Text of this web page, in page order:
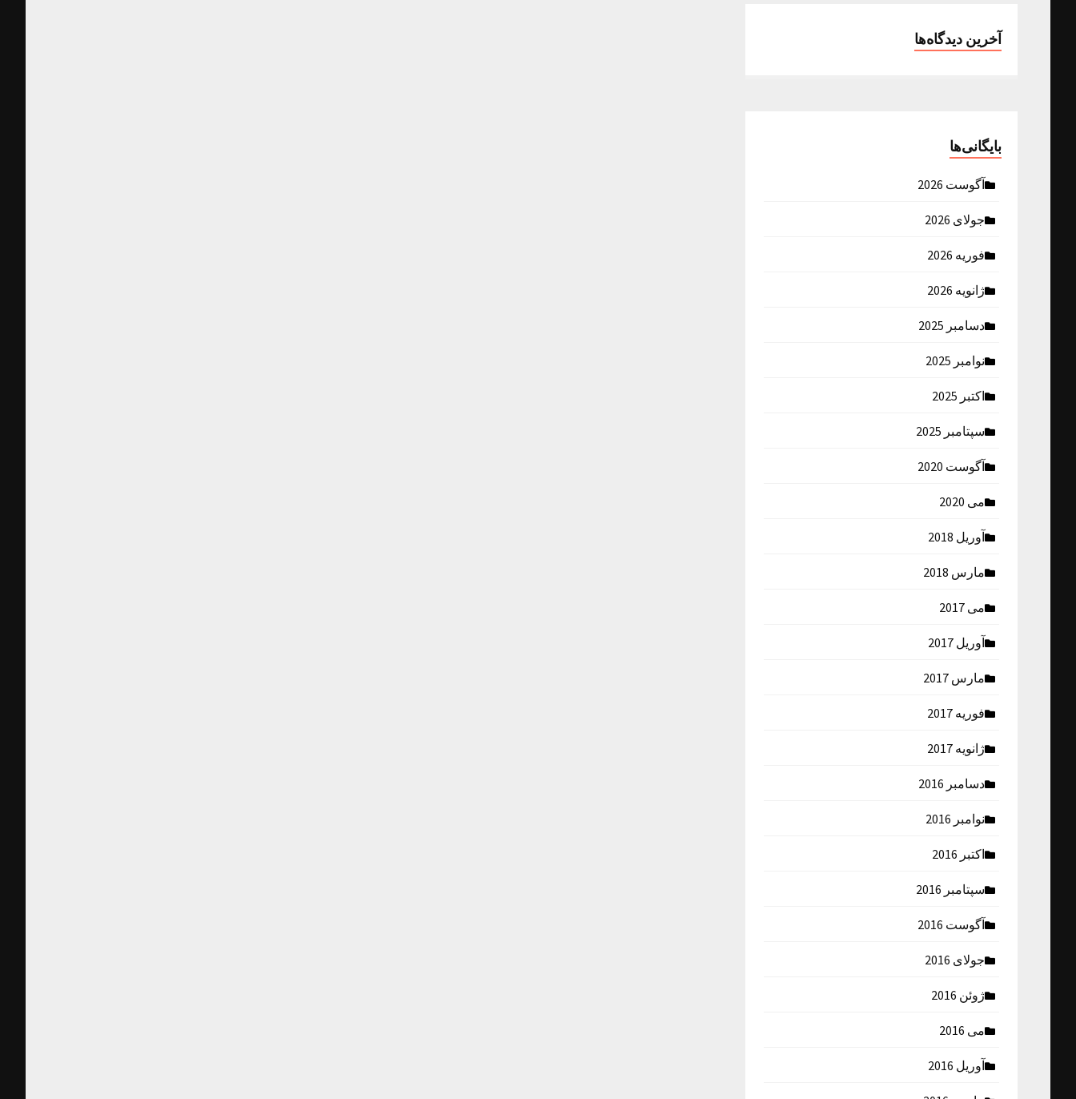
آخرین دیدگاه‌ها
بایگانی‌ها
آگوست 2026
جولای 2026
فوریه 2026
ژانویه 2026
دسامبر 2025
نوامبر 2025
اکتبر 2025
سپتامبر 2025
آگوست 2020
می 2020
آوریل 2018
مارس 2018
می 2017
آوریل 2017
مارس 2017
فوریه 2017
ژانویه 2017
دسامبر 2016
نوامبر 2016
اکتبر 2016
سپتامبر 2016
آگوست 2016
جولای 2016
ژوئن 2016
می 2016
آوریل 2016